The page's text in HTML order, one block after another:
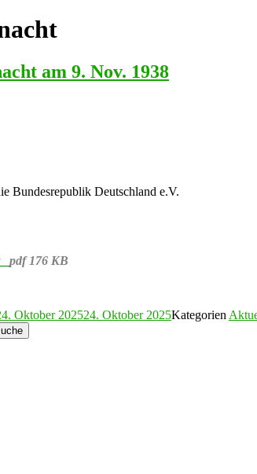
am 9. Nov. 1938
Bundesrepublik Deutschland e.V.
pdf 176 KB
Oktober 202524. Oktober 2025Kategorien